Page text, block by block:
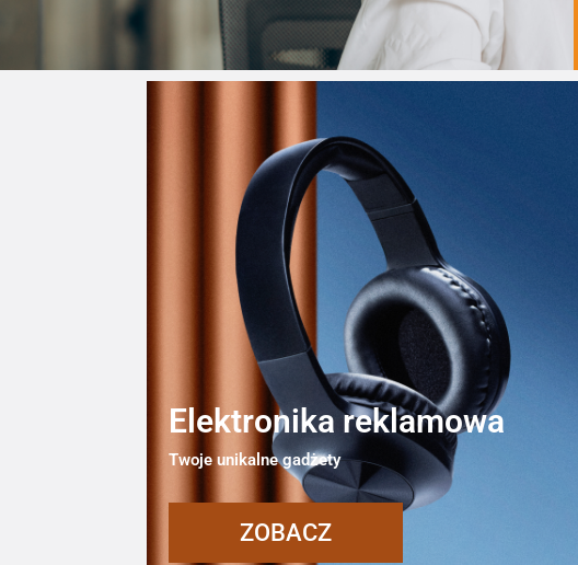
Elektronika reklamowa
Twoje unikalne gadżety
ZOBACZ